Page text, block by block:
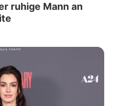
ruhige Mann an